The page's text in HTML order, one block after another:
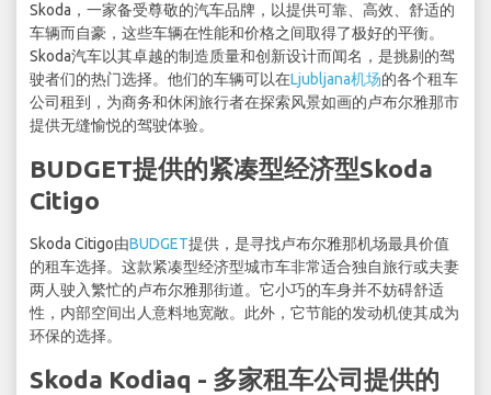
Skoda，一家备受尊敬的汽车品牌，以提供可靠、高效、舒适的
车辆而自豪，这些车辆在性能和价格之间取得了极好的平衡。
Skoda汽车以其卓越的制造质量和创新设计而闻名，是挑剔的驾
驶者们的热门选择。他们的车辆可以在Ljubljana机场的各个租车
公司租到，为商务和休闲旅行者在探索风景如画的卢布尔雅那市
提供无缝愉悦的驾驶体验。
BUDGET提供的紧凑型经济型Skoda
Citigo
Skoda Citigo由BUDGET提供，是寻找卢布尔雅那机场最具价值
的租车选择。这款紧凑型经济型城市车非常适合独自旅行或夫妻
两人驶入繁忙的卢布尔雅那街道。它小巧的车身并不妨碍舒适
性，内部空间出人意料地宽敞。此外，它节能的发动机使其成为
环保的选择。
Skoda Kodiaq - 多家租车公司提供的